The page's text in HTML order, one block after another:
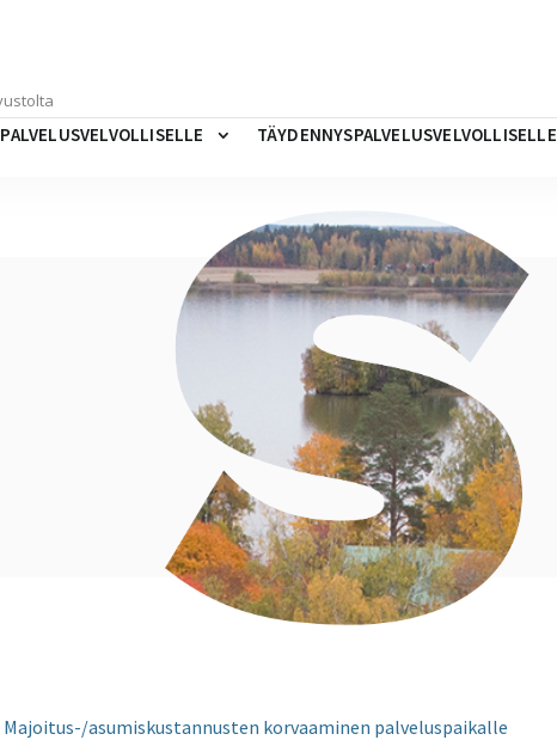
TÄYDENNYSPALVELUSVELVOLLISELLE
Majoitus-/asumiskustannusten korvaaminen palveluspaikalle